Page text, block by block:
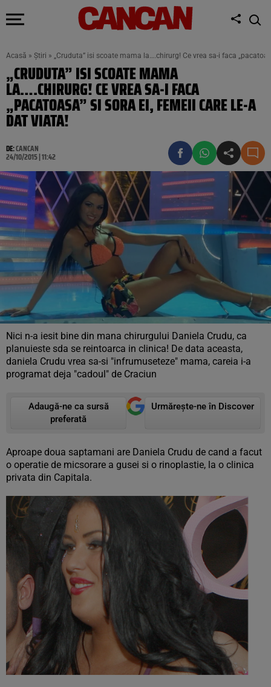
Acasă » Știri » „Cruduta” isi scoate mama la….chirurg! Ce vrea sa-i faca
„CRUDUTA” ISI SCOATE MAMA
LA….CHIRURG! CE VREA SA-I FACA
„PACATOASA” SI SORA EI, FEMEII CARE LE-A
DAT VIATA!
DE:CANCAN
24/10/2015 | 11:42
Nici n-a iesit bine din mana chirurgului Daniela Crudu, ca
planuieste sda se reintoarca in clinica! De data aceasta,
daniela Crudu vrea sa-si "infrumuseteze" mama, careia i-a
programat deja "cadoul" de Craciun
Adaugă-ne ca sursă
preferată
Urmărește-ne în Discover
Aproape doua saptamani are Daniela Crudu de cand a facut
o operatie de micsorare a gusei si o rinoplastie, la o clinica
privata din Capitala.